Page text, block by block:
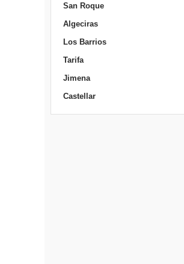
San Roque
Algeciras
Los Barrios
Tarifa
Jimena
Castellar